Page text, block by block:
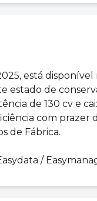
está disponível
estado de
de 130 cv e
com prazer
de Fábrica.
/